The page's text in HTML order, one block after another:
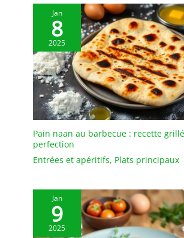
FACILE À
bambou est
naturellement
poreux et
les liquides ni
Il est facile à
le rinçant à
savonneuse
adapté au
Jan
8
2025
Pain naan au barbecue : recette
perfection
Entrées et apéritifs, Plats principaux
Jan
9
2025